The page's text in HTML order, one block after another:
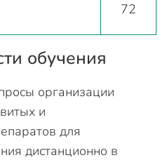
72
обучения
организации
и
для
дистанционно в